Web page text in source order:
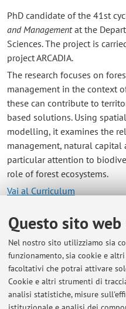
Questo sito
Nel nostro sito utilizziamo sia
funzionamento, sia cookie e
facoltativi che potrai attivare
Cookie e altri strumenti di
analisi statistiche, misure
PhD candidate of the 41st
and Managementat the
Sciences. The project is
project ARCADIA.
The research focuses on
management in the context
these can contribute to
based solutions. Using
modelling, it examines the
management, natural
particular attention to
role of forest ecosystems.
Vai al Curriculum
Contatti
E-mail:
Dipartimento di Scienze e